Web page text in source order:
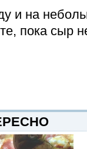
и на
пока сыр